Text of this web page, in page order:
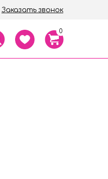
Заказать звонок
0